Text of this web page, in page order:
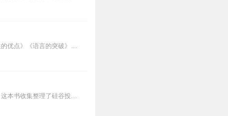
本套系专辑，汇集了人际关系学大师卡耐基的思想励志精华，收录《人性的弱点》《人性的优点》《语言的突破》《美好的人生》《快乐的人生》等所有经典！是卡耐基的经典合辑，...
致富不是靠运气，幸福也不是从天而降的。积累财富和幸福生活是我们可以学习的技能。这本书收集整理了硅谷投资人纳瓦尔在过去十年里通过推特、播客和采访等方式分享的人生智...